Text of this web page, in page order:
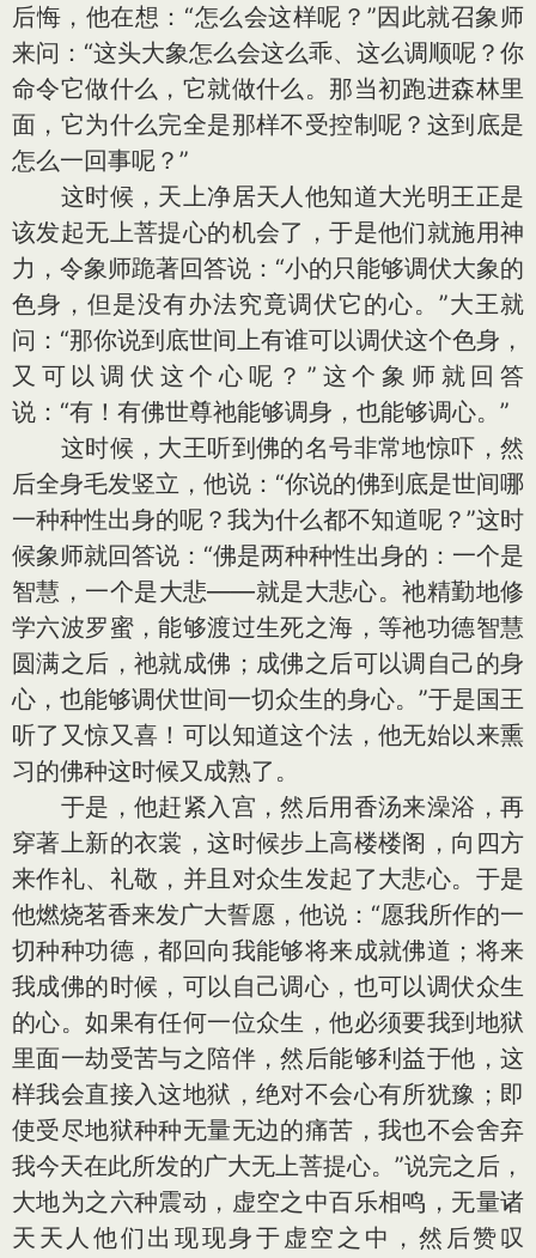
后悔，他在想：“怎么会这样呢？”因此就召象师
来问：“这头大象怎么会这么乖、这么调顺呢？你
命令它做什么，它就做什么。那当初跑进森林里
面，它为什么完全是那样不受控制呢？这到底是
怎么一回事呢？”
这时候，天上净居天人他知道大光明王正是
该发起无上菩提心的机会了，于是他们就施用神
力，令象师跪著回答说：“小的只能够调伏大象的
色身，但是没有办法究竟调伏它的心。”大王就
问：“那你说到底世间上有谁可以调伏这个色身，
又可以调伏这个心呢？”这个象师就回答
说：“有！有佛世尊祂能够调身，也能够调心。”
这时候，大王听到佛的名号非常地惊吓，然
后全身毛发竖立，他说：“你说的佛到底是世间哪
一种种性出身的呢？我为什么都不知道呢？”这时
候象师就回答说：“佛是两种种性出身的：一个是
智慧，一个是大悲——就是大悲心。祂精勤地修
学六波罗蜜，能够渡过生死之海，等祂功德智慧
圆满之后，祂就成佛；成佛之后可以调自己的身
心，也能够调伏世间一切众生的身心。”于是国王
听了又惊又喜！可以知道这个法，他无始以来熏
习的佛种这时候又成熟了。
于是，他赶紧入宫，然后用香汤来澡浴，再
穿著上新的衣裳，这时候步上高楼楼阁，向四方
来作礼、礼敬，并且对众生发起了大悲心。于是
他燃烧茗香来发广大誓愿，他说：“愿我所作的一
切种种功德，都回向我能够将来成就佛道；将来
我成佛的时候，可以自己调心，也可以调伏众生
的心。如果有任何一位众生，他必须要我到地狱
里面一劫受苦与之陪伴，然后能够利益于他，这
样我会直接入这地狱，绝对不会心有所犹豫；即
使受尽地狱种种无量无边的痛苦，我也不会舍弃
我今天在此所发的广大无上菩提心。”说完之后，
大地为之六种震动，虚空之中百乐相鸣，无量诸
天天人他们出现现身于虚空之中，然后赞叹